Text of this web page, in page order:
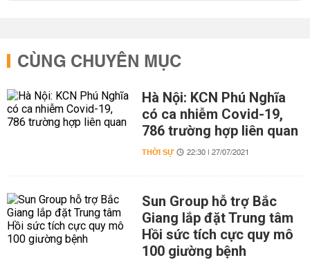
CÙNG CHUYÊN MỤC
Hà Nội: KCN Phú Nghĩa
có ca nhiễm Covid-19,
786 trường hợp liên quan
THỜI SỰ 22:30 | 27/07/2021
Sun Group hỗ trợ Bắc
Giang lắp đặt Trung tâm
Hồi sức tích cực quy mô
100 giường bệnh